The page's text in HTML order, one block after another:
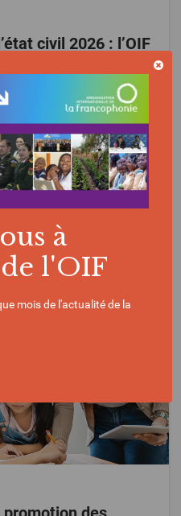
civil 2026 : l’OIF
développement
à
l'OIF
mois de l'actualité de la